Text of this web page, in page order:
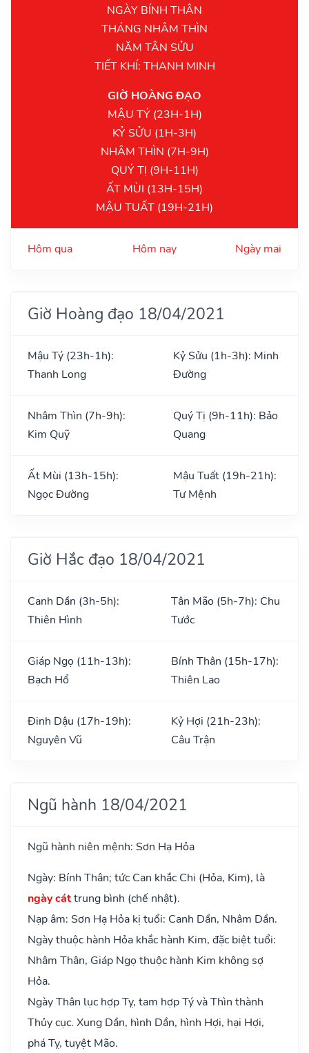
NGÀY BÍNH THÂN
THÁNG NHÂM THÌN
NĂM TÂN SỬU
TIẾT KHÍ: THANH MINH
GIỜ HOÀNG ĐẠO
MẬU TÝ (23H-1H)
KỶ SỬU (1H-3H)
NHÂM THÌN (7H-9H)
QUÝ TỊ (9H-11H)
ẤT MÙI (13H-15H)
MẬU TUẤT (19H-21H)
Hôm qua Hôm nay Ngày mai
Giờ Hoàng đạo 18/04/2021
Mậu Tý (23h-1h):
Thanh Long
Kỷ Sửu (1h-3h): Minh
Đường
Nhâm Thìn (7h-9h):
Kim Quỹ
Quý Tị (9h-11h): Bảo
Quang
Ất Mùi (13h-15h):
Ngọc Đường
Mậu Tuất (19h-21h):
Tư Mệnh
Giờ Hắc đạo 18/04/2021
Canh Dần (3h-5h):
Thiên Hình
Tân Mão (5h-7h): Chu
Tước
Giáp Ngọ (11h-13h):
Bạch Hổ
Bính Thân (15h-17h):
Thiên Lao
Đinh Dậu (17h-19h):
Nguyên Vũ
Kỷ Hợi (21h-23h):
Câu Trận
Ngũ hành 18/04/2021
Ngũ hành niên mệnh: Sơn Hạ Hỏa
Ngày: Bính Thân; tức Can khắc Chi (Hỏa, Kim), là
ngày cáttrung bình (chế nhật).
Nạp âm: Sơn Hạ Hỏa kị tuổi: Canh Dần, Nhâm Dần.
Ngày thuộc hành Hỏa khắc hành Kim, đặc biệt tuổi:
Nhâm Thân, Giáp Ngọ thuộc hành Kim không sợ
Hỏa.
Ngày Thân lục hợp Tỵ, tam hợp Tý và Thìn thành
Thủy cục. Xung Dần, hình Dần, hình Hợi, hại Hợi,
phá Tỵ, tuyệt Mão.